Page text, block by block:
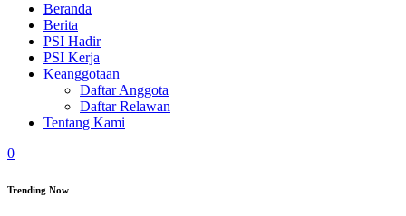
Beranda
Berita
PSI Hadir
PSI Kerja
Keanggotaan
Daftar Anggota
Daftar Relawan
Tentang Kami
0
Trending Now